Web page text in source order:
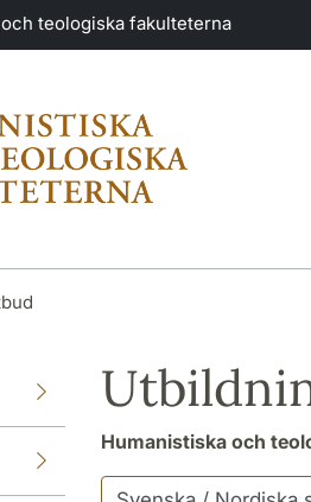
teologiska fakulteterna
Humanistiska och